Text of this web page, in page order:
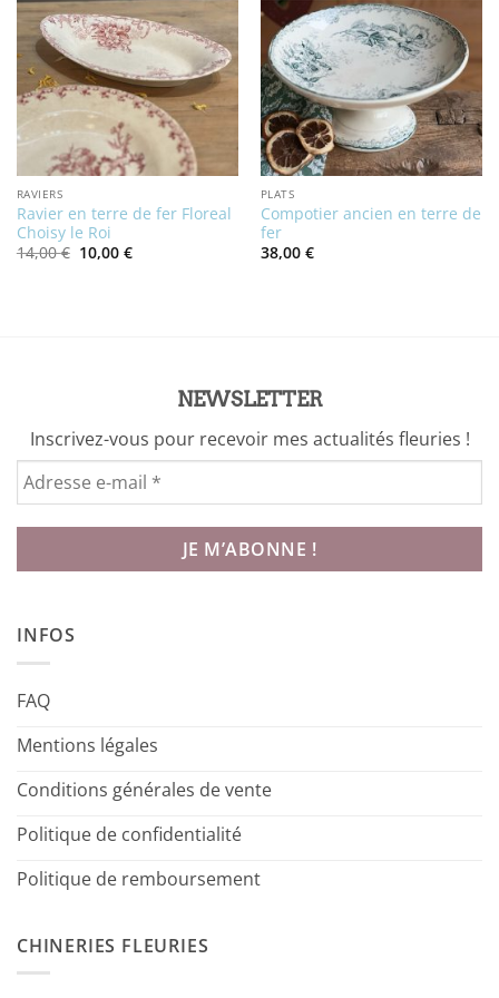
RAVIERS
Ravier en terre de fer Floreal
Choisy le Roi
14,00€ Le
prix
10,00 €Le
PLATS
Compotier ancien en terre de
fer
38,00 €
NEWSLETTER
Inscrivez-vous pour recevoir mes actualités fleuries !
INFOS
FAQ
Mentions légales
Conditions générales de vente
Politique de confidentialité
Politique de remboursement
CHINERIES FLEURIES